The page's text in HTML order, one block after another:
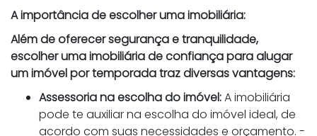
A importância de escolher uma imobiliária:
Além de oferecer segurança e tranquilidade,
escolher uma imobiliária de confiança para alugar
um imóvel por temporada traz diversas vantagens:
Assessoria na escolha do imóvel:A imobiliária
pode te auxiliar na escolha do imóvel ideal, de
acordo com suas necessidades e orçamento. -